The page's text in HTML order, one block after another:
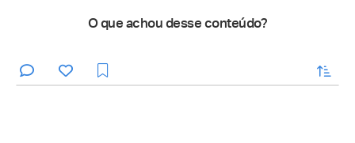
O que achou desse conteúdo?
enviar